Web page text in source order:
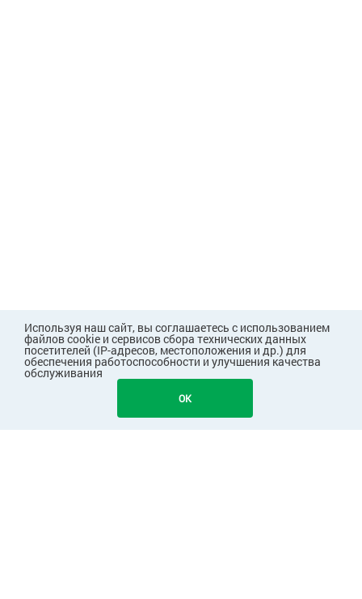
В КОРЗИНУ 636
Используя наш сайт, вы соглашаетесь с использованием
файлов cookie и сервисов сбора технических данных
посетителей (IP-адресов, местоположения и др.) для
обеспечения работоспособности и улучшения качества
обслуживания
OK